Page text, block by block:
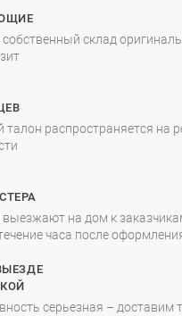
склад
талон распространяется на
на дом к
часа после
серьезная – доставим